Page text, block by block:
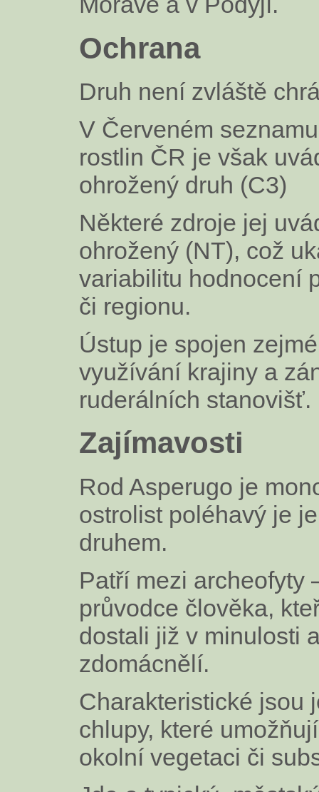
Ochrana
Druh není zvláště
V Červeném
rostlin ČR je však
ohrožený druh (C3)
Některé zdroje jej
ohrožený (NT), což
variabilitu hodnocení
či regionu.
Ústup je spojen
využívání krajiny a
ruderálních stanovišť.
Zajímavosti
Rod Asperugo je
ostrolist poléhavý je
druhem.
Patří mezi archeofyty
průvodce člověka,
dostali již v minulosti
zdomácnělí.
Charakteristické jsou
chlupy, které
okolní vegetaci či